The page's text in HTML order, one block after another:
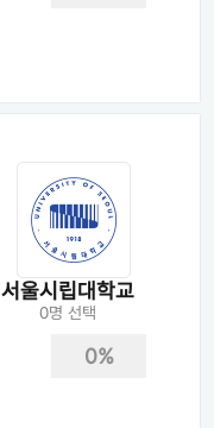
서울시립대학교
0명 선택
0%